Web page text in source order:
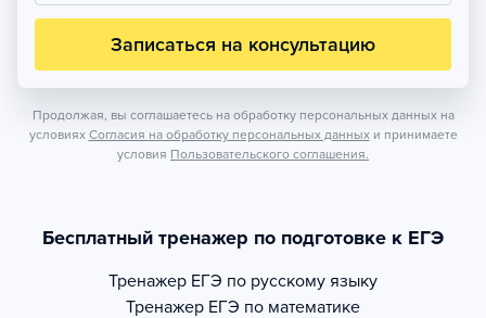
Записаться на консультацию
Продолжая, вы соглашаетесь на обработку персональных данных на
условиях Согласия на обработку персональных данных и принимаете
условия Пользовательского соглашения.
Бесплатный тренажер по подготовке к ЕГЭ
Тренажер ЕГЭ по русскому языку
Тренажер ЕГЭ по математике